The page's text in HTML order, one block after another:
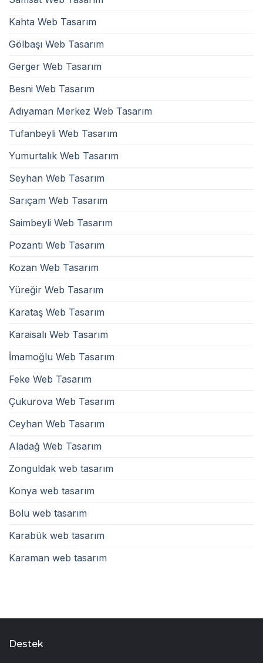
Kahta Web Tasarım
Gölbaşı Web Tasarım
Gerger Web Tasarım
Besni Web Tasarım
Adıyaman Merkez Web Tasarım
Tufanbeyli Web Tasarım
Yumurtalık Web Tasarım
Seyhan Web Tasarım
Sarıçam Web Tasarım
Saimbeyli Web Tasarım
Pozantı Web Tasarım
Kozan Web Tasarım
Yüreğir Web Tasarım
Karataş Web Tasarım
Karaisalı Web Tasarım
İmamoğlu Web Tasarım
Feke Web Tasarım
Çukurova Web Tasarım
Ceyhan Web Tasarım
Aladağ Web Tasarım
Zonguldak web tasarım
Konya web tasarım
Bolu web tasarım
Karabük web tasarım
Karaman web tasarım
Destek